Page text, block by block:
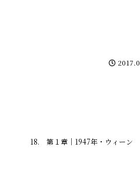
18. 第１章｜1947年・ウィーン